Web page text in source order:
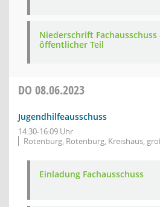
Niederschrift Fachausschuss
öffentlicher Teil
DO 08.06.2023
Jugendhilfeausschuss
14:30-16:09 Uhr
Rotenburg, Rotenburg, Kreishaus,
Einladung Fachausschuss